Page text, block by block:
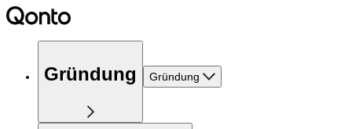
Gründung Gründung